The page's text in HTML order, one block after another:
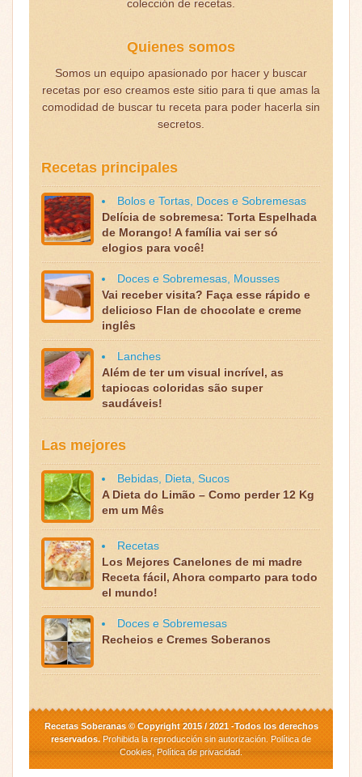
colección de recetas.
Quienes somos
Somos un equipo apasionado por hacer y buscar
recetas por eso creamos este sitio para ti que amas la
comodidad de buscar tu receta para poder hacerla sin
secretos.
Recetas principales
Bolos e Tortas, Doces e Sobremesas
Delícia de sobremesa: Torta Espelhada
de Morango! A família vai ser só
elogios para você!
Doces e Sobremesas, Mousses
Vai receber visita? Faça esse rápido e
delicioso Flan de chocolate e creme
inglês
Lanches
Além de ter um visual incrível, as
tapiocas coloridas são super
saudáveis!
Las mejores
Bebidas, Dieta, Sucos
A Dieta do Limão – Como perder 12 Kg
em um Mês
Recetas
Los Mejores Canelones de mi madre
Receta fácil, Ahora comparto para todo
el mundo!
Doces e Sobremesas
Recheios e Cremes Soberanos
Recetas Soberanas © Copyright 2015 / 2021 -Todos los derechos
reservados. Prohibida la reproducción sin autorización. Política de
Cookies,Política de privacidad.